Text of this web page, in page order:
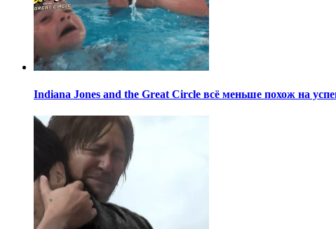
Indiana Jones and the Great Circle всё меньше похож на